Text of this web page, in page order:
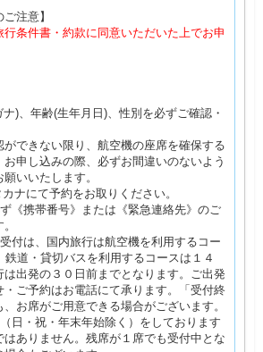
注意】
行条件書・約款に同意いただいた上でお申
)、年齢(生年月日)、性別を必ずご確認・
できない限り、航空機の座席を確保する
申し込みの際、必ずお間違いのないよう
いいたします。
ナにて予約をお取りください。
《携帯番号》または《緊急連絡先》のご
付は、国内旅行は航空機を利用するコー
鉄道・貸切バスを利用するコースは１４
は出発の３０日前までとなります。ご出発
・ご予約はお電話にて承ります。「受付終
お席がご用意できる場合がございます。
日・祝・年末年始除く）をしております
ありません。残席が１席でも受付中とな